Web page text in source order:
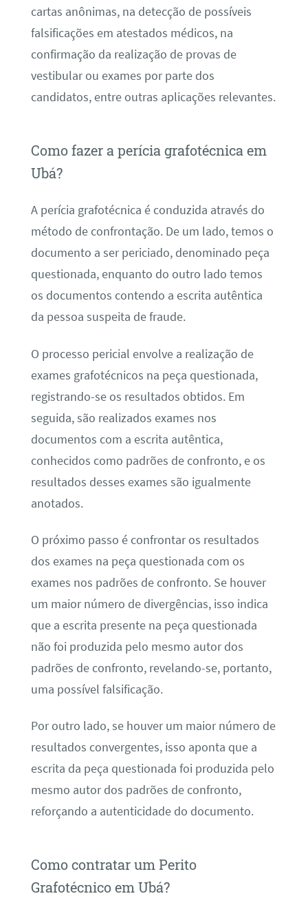
cartas anônimas, na detecção de possíveis
falsificações em atestados médicos, na
confirmação da realização de provas de
vestibular ou exames por parte dos
candidatos, entre outras aplicações relevantes.
Como fazer a perícia grafotécnica em
Ubá?
A perícia grafotécnica é conduzida através do
método de confrontação. De um lado, temos o
documento a ser periciado, denominado peça
questionada, enquanto do outro lado temos
os documentos contendo a escrita autêntica
da pessoa suspeita de fraude.
O processo pericial envolve a realização de
exames grafotécnicos na peça questionada,
registrando-se os resultados obtidos. Em
seguida, são realizados exames nos
documentos com a escrita autêntica,
conhecidos como padrões de confronto, e os
resultados desses exames são igualmente
anotados.
O próximo passo é confrontar os resultados
dos exames na peça questionada com os
exames nos padrões de confronto. Se houver
um maior número de divergências, isso indica
que a escrita presente na peça questionada
não foi produzida pelo mesmo autor dos
padrões de confronto, revelando-se, portanto,
uma possível falsificação.
Por outro lado, se houver um maior número de
resultados convergentes, isso aponta que a
escrita da peça questionada foi produzida pelo
mesmo autor dos padrões de confronto,
reforçando a autenticidade do documento.
Como contratar um Perito
Grafotécnico em Ubá?